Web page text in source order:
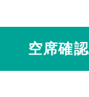
空席確